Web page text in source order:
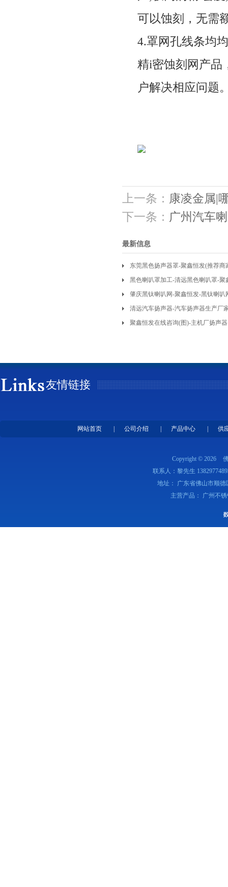
可以蚀刻，无需
4.罩网孔线条均
精i密蚀刻网产品
户解决相应问题
上一条： 康凌金属|
下一条： 广州汽车
最新信息
东莞黑色扬声器罩-聚鑫恒发(推荐
黑色喇叭罩加工-清远黑色喇叭罩-聚
肇庆黑钛喇叭网-聚鑫恒发-黑钛喇叭
清远汽车扬声器-汽车扬声器生产厂
聚鑫恒发在线咨询(图)-主机厂扬声
友情链接
网站首页 公司介绍 产品中心 供
Copyright © 2026
联系人：黎先生
地址： 广东省佛山市顺
主营产品： 广州不